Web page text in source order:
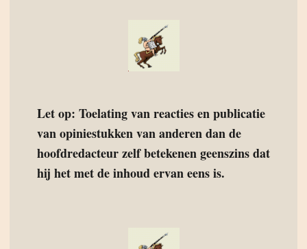
Let op: Toelating van reacties en publicatie
van opiniestukken van anderen dan de
hoofdredacteur zelf betekenen geenszins dat
hij het met de inhoud ervan eens is.